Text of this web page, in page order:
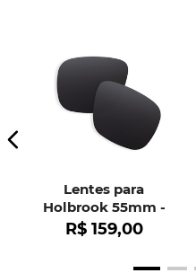
Lentes para
Holbrook 55mm -
OO9102
R$ 159,00